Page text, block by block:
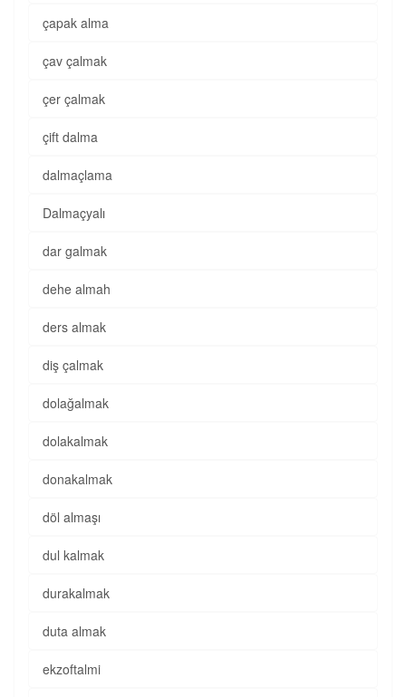
çapak alma
çav çalmak
çer çalmak
çift dalma
dalmaçlama
Dalmaçyalı
dar galmak
dehe almah
ders almak
diş çalmak
dolağalmak
dolakalmak
donakalmak
döl almaşı
dul kalmak
durakalmak
duta almak
ekzoftalmi